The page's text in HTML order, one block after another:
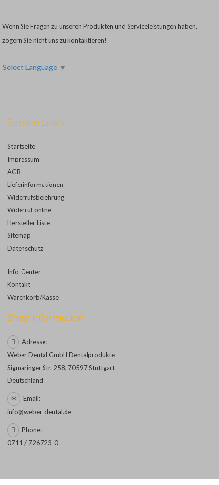
Wenn Sie Fragen zu unseren Produkten und Serviceleistungen haben,
zögern Sie nicht uns zu kontaktieren!
Select Language ▼
Service Links
Startseite
Impressum
AGB
Lieferinformationen
Widerrufsbelehrung
Widerruf online
Hersteller Liste
Sitemap
Datenschutz
Info-Center
Kontakt
Warenkorb/Kasse
Shop Information
Adresse:
Weber Dental GmbH Dentalprodukte
Sigmaringer Str. 258, 70597 Stuttgart
Deutschland
Email:
info@weber-dental.de
Phone:
0711 / 726723-0